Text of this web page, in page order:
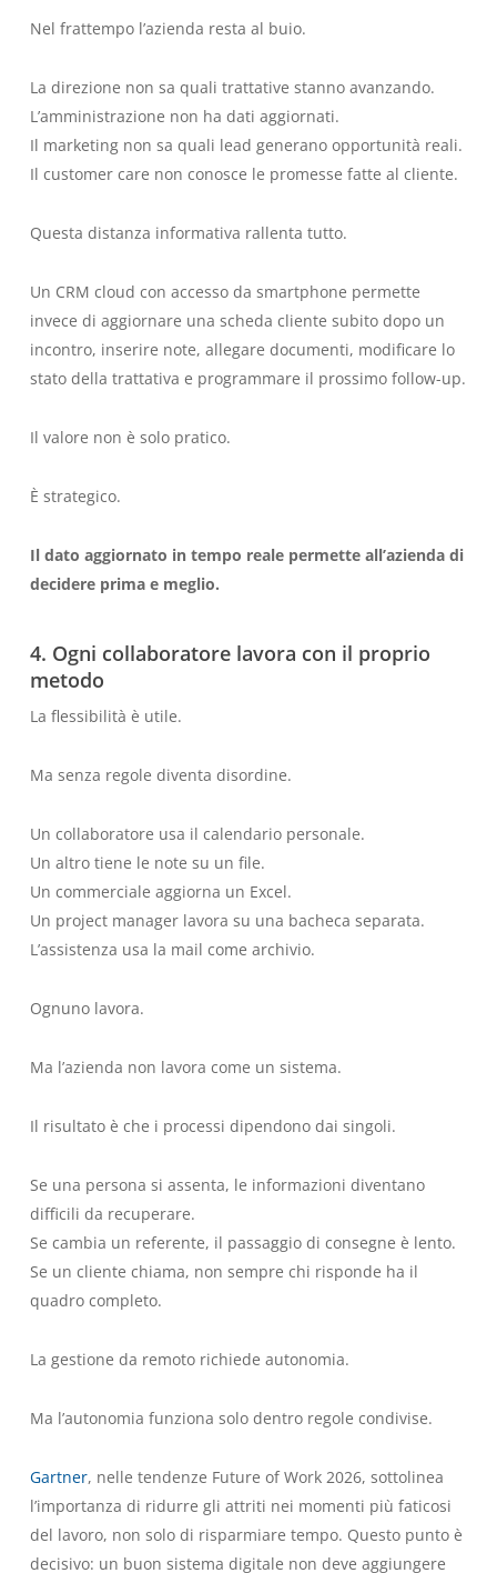
Nel frattempo l’azienda resta al buio.
La direzione non sa quali trattative stanno avanzando.
L’amministrazione non ha dati aggiornati.
Il marketing non sa quali lead generano opportunità reali.
Il customer care non conosce le promesse fatte al cliente.
Questa distanza informativa rallenta tutto.
Un CRM cloud con accesso da smartphone permette
invece di aggiornare una scheda cliente subito dopo un
incontro, inserire note, allegare documenti, modificare lo
stato della trattativa e programmare il prossimo follow-up.
Il valore non è solo pratico.
È strategico.
Il dato aggiornato in tempo reale permette all’azienda di
decidere prima e meglio.
4. Ogni collaboratore lavora con il proprio
metodo
La flessibilità è utile.
Ma senza regole diventa disordine.
Un collaboratore usa il calendario personale.
Un altro tiene le note su un file.
Un commerciale aggiorna un Excel.
Un project manager lavora su una bacheca separata.
L’assistenza usa la mail come archivio.
Ognuno lavora.
Ma l’azienda non lavora come un sistema.
Il risultato è che i processi dipendono dai singoli.
Se una persona si assenta, le informazioni diventano
difficili da recuperare.
Se cambia un referente, il passaggio di consegne è lento.
Se un cliente chiama, non sempre chi risponde ha il
quadro completo.
La gestione da remoto richiede autonomia.
Ma l’autonomia funziona solo dentro regole condivise.
Gartner, nelle tendenze Future of Work 2026, sottolinea
l’importanza di ridurre gli attriti nei momenti più faticosi
del lavoro, non solo di risparmiare tempo. Questo punto è
decisivo: un buon sistema digitale non deve aggiungere